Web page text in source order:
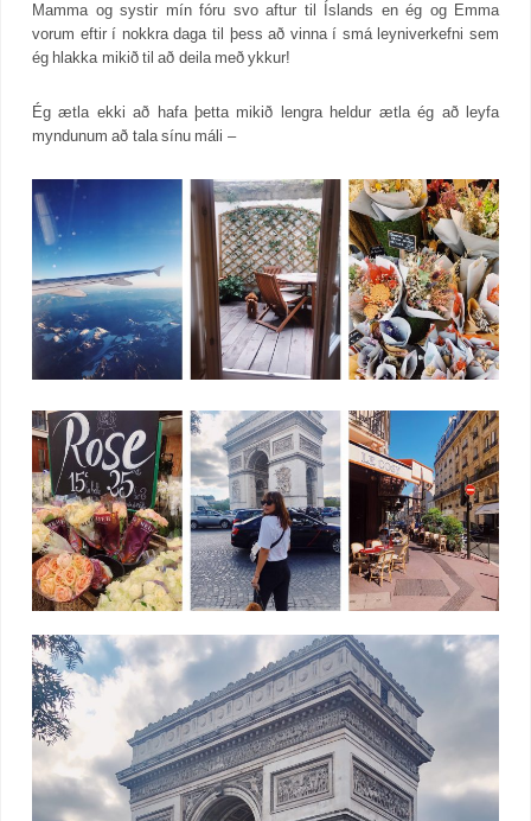
Mamma og systir mín fóru svo aftur til Íslands en ég og Emma
vorum eftir í nokkra daga til þess að vinna í smá leyniverkefni sem
ég hlakka mikið til að deila með ykkur!
Ég ætla ekki að hafa þetta mikið lengra heldur ætla ég að leyfa
myndunum að tala sínu máli –